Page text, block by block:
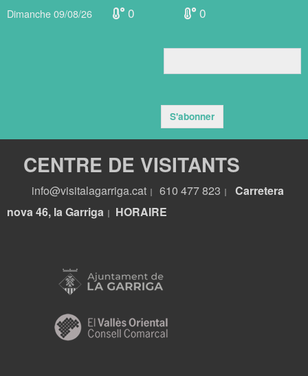
Dimanche 09/08/26 0 0
S'abonner
CENTRE DE VISITANTS
info@visitalagarriga.cat 610 477 823
Carretera
nova 46, la Garriga
HORAIRE